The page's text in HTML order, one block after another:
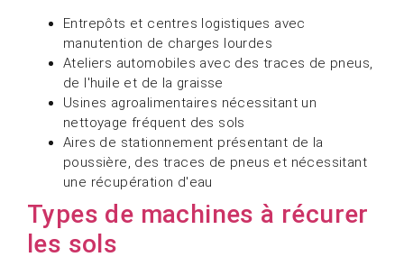
Entrepôts et centres logistiques avec
manutention de charges lourdes
Ateliers automobiles avec des traces de pneus,
de l'huile et de la graisse
Usines agroalimentaires nécessitant un
nettoyage fréquent des sols
Aires de stationnement présentant de la
poussière, des traces de pneus et nécessitant
une récupération d'eau
Types de machines à récurer
les sols